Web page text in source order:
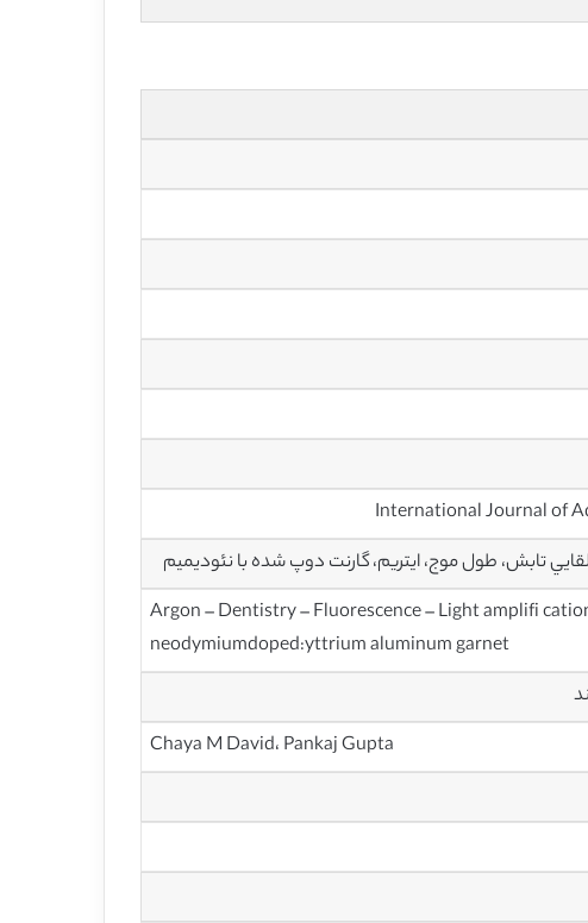
تابش، طول موج، ایتریم، گارنت دوپ شده با نئودیمیم
Argon – Dentistry – Fluorescence – Light amplifi
neodymiumdoped:yttrium aluminum garnet
Chaya M David، Pankaj Gupta